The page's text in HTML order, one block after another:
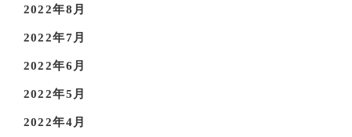
2022年8月
2022年7月
2022年6月
2022年5月
2022年4月